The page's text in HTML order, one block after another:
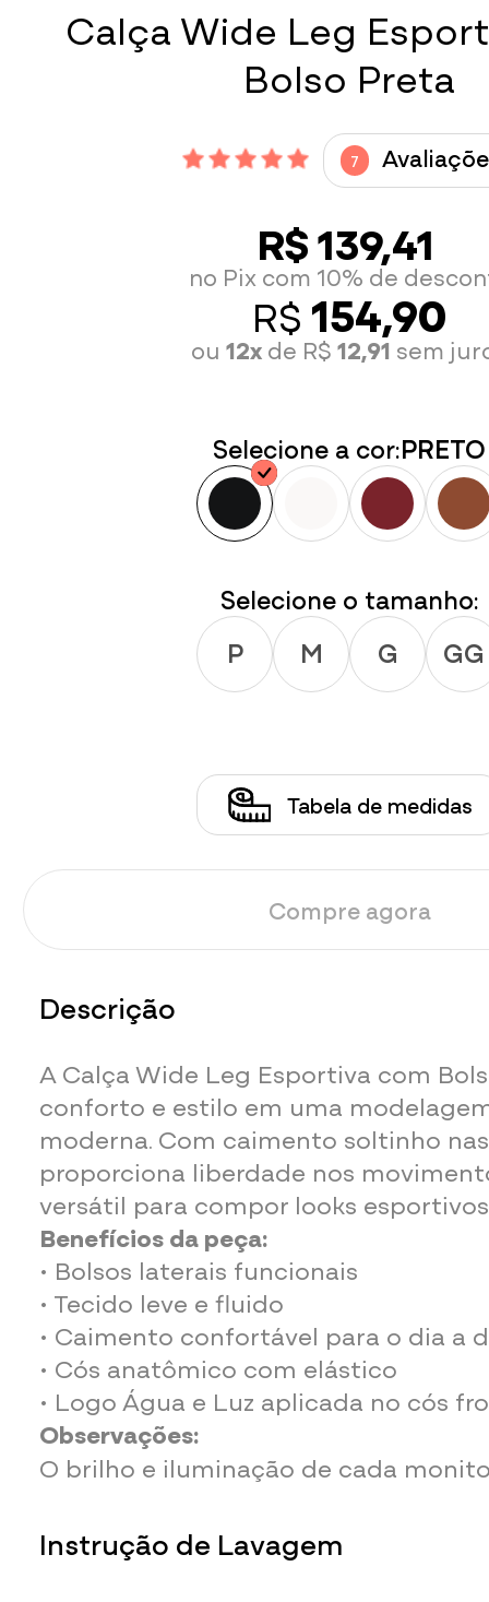
Calça Wide Leg
Bolso Preta
7
R$ 139,41
no Pix com 10% de
R$ 154,90
ou 12xde R$12,91 sem
Selecione a cor:PRETO
Selecione o tamanho:
P
M G GG
Tabela de medidas
Compre agora
Descrição
A Calça Wide Leg Esportiva com
conforto e estilo em uma
moderna. Com caimento soltinho
proporciona liberdade nos
versátil para compor looks
Benefícios da peça:
• Bolsos laterais funcionais
• Tecido leve e fluido
• Caimento confortável para o dia a
• Cós anatômico com elástico
• Logo Água e Luz aplicada no cós
Observações:
O brilho e iluminação de cada
Instrução de Lavagem